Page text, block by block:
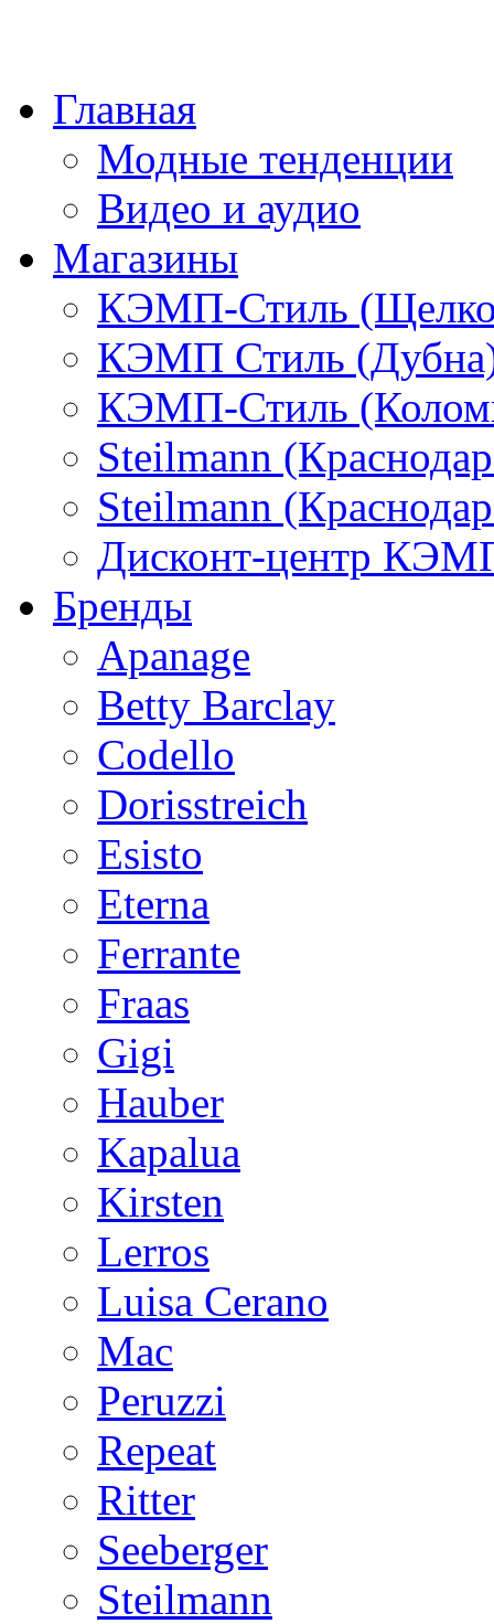
Главная
Модные тенденции
Видео и аудио
Магазины
КЭМП-Стиль
КЭМП Стиль
КЭМП-Стиль
Steilmann
Steilmann
Дисконт-центр
Бренды
Apanage
Betty Barclay
Codello
Dorisstreich
Esisto
Eterna
Ferrante
Fraas
Gigi
Hauber
Kapalua
Kirsten
Lerros
Luisa Cerano
Mac
Peruzzi
Repeat
Ritter
Seeberger
Steilmann